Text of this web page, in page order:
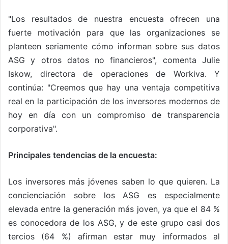
"Los resultados de nuestra encuesta ofrecen una
fuerte motivación para que las organizaciones se
planteen seriamente cómo informan sobre sus datos
ASG y otros datos no financieros", comenta Julie
Iskow, directora de operaciones de Workiva. Y
continúa: "Creemos que hay una ventaja competitiva
real en la participación de los inversores modernos de
hoy en día con un compromiso de transparencia
corporativa".
Principales tendencias de la encuesta:
Los inversores más jóvenes saben lo que quieren. La
concienciación sobre los ASG es especialmente
elevada entre la generación más joven, ya que el 84 %
es conocedora de los ASG, y de este grupo casi dos
tercios (64 %) afirman estar muy informados al